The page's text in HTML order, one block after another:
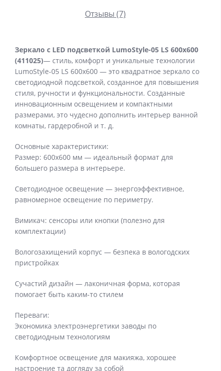
Отзывы (7)
Зеркало с LED подсветкой LumoStyle-05 LS 600x600
(411025)— стиль, комфорт и уникальные технологии
LumoStyle-05 LS 600x600 — это квадратное зеркало со
светодиодной подсветкой, созданное для повышения
стиля, ручности и функциональности. Созданные
инновационным освещением и компактными
размерами, это чудесно дополнить интерьер ванной
комнаты, гардеробной и т. д.
Основные характеристики:
Размер: 600х600 мм — идеальный формат для
большего размера в интерьере.
Светодиодное освещение — энергоэффективное,
равномерное освещение по периметру.
Вимикач: сенсоры или кнопки (полезно для
комплектации)
Вологозахищений корпус — безпека в вологодских
пристройках
Сучастий дизайн — лаконичная форма, которая
помогает быть каким-то стилем
Переваги:
Экономика электроэнергетики заводы по
светодиодным технологиям
Комфортное освещение для макияжа, хорошее
настроение та догляду за собой